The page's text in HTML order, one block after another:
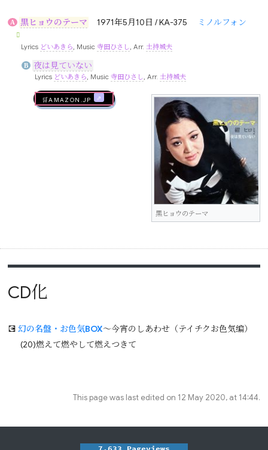
A 黒ヒョウのテーマ 1971年5月10日 / KA-375 ミノルフォン
Lyrics どいあきら, Music寺田ひさし, Arr.土持城夫
B 夜は見ていない
Lyrics どいあきら, Music 寺田ひさし, Arr. 土持城夫
黒ヒョウのテーマ
🛒AMAZON.jp
CD化
💽幻の名盤・お色気BOX～今宵のしあわせ（テイチクお色気编）
(20)燃えて燃やして燃えつきて
This page was last edited on 12 May 2020, at 14:44.